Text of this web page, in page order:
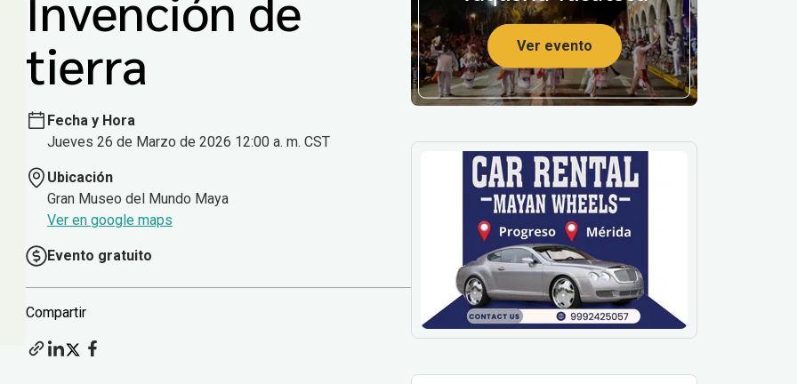
tierra
Fecha y Hora
Jueves 26 de Marzo de 2026 12:00 a. m. CST
Ubicación
Gran Museo del Mundo Maya
Ver en google maps
Evento gratuito
Compartir
Ver evento